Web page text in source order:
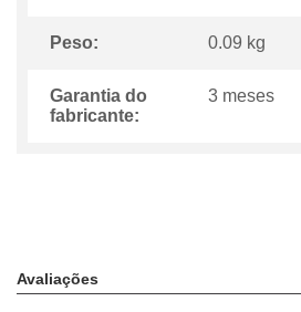
Peso: 0.09 kg
Garantia do
fabricante:
3 meses
Avaliações